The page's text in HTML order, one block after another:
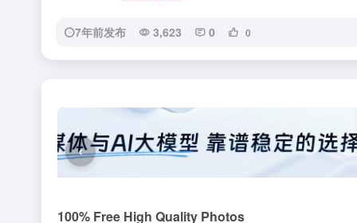
7年前发布 3,623 0 0
‹
100% Free High Quality Photos